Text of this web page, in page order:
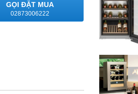
GỌI ĐẶT MUA
02873006222